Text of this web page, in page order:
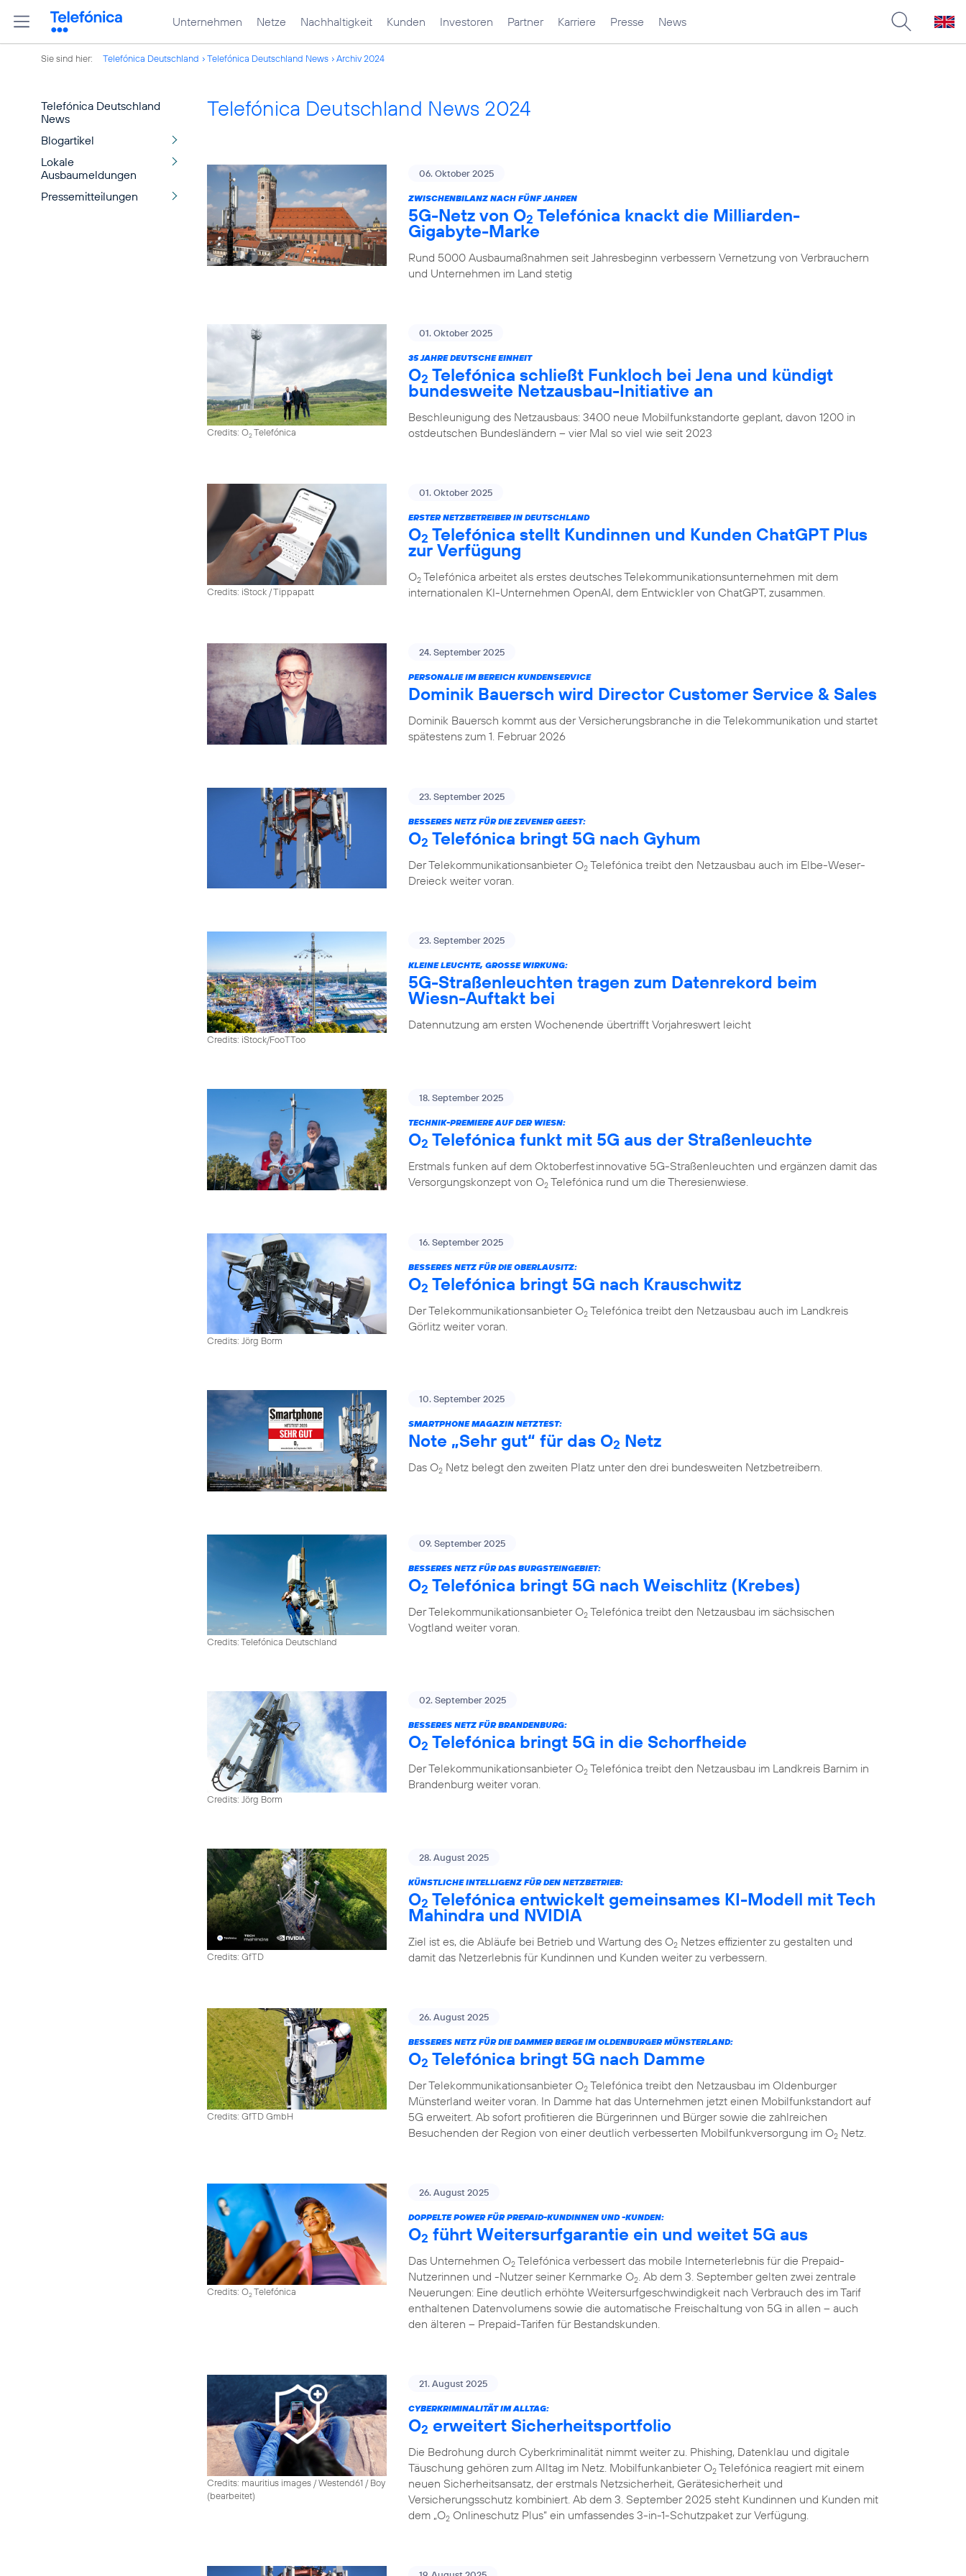
Unternehmen Netze Nachhaltigkeit Kunden Investoren Partner Karriere Presse News
Sie sind hier: Telefónica Deutschland Telefónica Deutschland News Archiv 2024
Telefónica Deutschland
News
Blogartikel
Lokale
Ausbaumeldungen
Pressemitteilungen
Telefónica Deutschland News 2024
06. Oktober 2025
ZWISCHENBILANZ NACH FÜNF JAHREN
5G-Netz von O2 Telefónica knackt die Milliarden-
Gigabyte-Marke
Rund 5000 Ausbaumaßnahmen seit Jahresbeginn verbessern Vernetzung von Verbrauchern
und Unternehmen im Land stetig
Credits: O2Telefónica
01. Oktober 2025
35 JAHRE DEUTSCHE EINHEIT
O2 Telefónica schließt Funkloch bei Jena und kündigt
bundesweite Netzausbau-Initiative an
Beschleunigung des Netzausbaus: 3400 neue Mobilfunkstandorte geplant, davon 1200 in
ostdeutschen Bundesländern – vier Mal so viel wie seit 2023
Credits: iStock / Tippapatt
01. Oktober 2025
ERSTER NETZBETREIBER IN DEUTSCHLAND
O2 Telefónica stellt Kundinnen und Kunden ChatGPT Plus
zur Verfügung
O2 Telefónica arbeitet als erstes deutsches Telekommunikationsunternehmen mit dem
internationalen KI-Unternehmen OpenAI, dem Entwickler von ChatGPT, zusammen.
24. September 2025
PERSONALIE IM BEREICH KUNDENSERVICE
Dominik Bauersch wird Director Customer Service & Sales
Dominik Bauersch kommt aus der Versicherungsbranche in die Telekommunikation und startet
spätestens zum 1. Februar 2026
23. September 2025
BESSERES NETZ FÜR DIE ZEVENER GEEST:
O2 Telefónica bringt 5G nach Gyhum
Der Telekommunikationsanbieter O2 Telefónica treibt den Netzausbau auch im Elbe-Weser-
Dreieck weiter voran.
Credits: iStock/FooTToo
23. September 2025
KLEINE LEUCHTE, GROSSE WIRKUNG:
5G-Straßenleuchten tragen zum Datenrekord beim
Wiesn-Auftakt bei
Datennutzung am ersten Wochenende übertrifft Vorjahreswert leicht
18. September 2025
TECHNIK-PREMIERE AUF DER WIESN:
O2 Telefónica funkt mit 5G aus der Straßenleuchte
Erstmals funken auf dem Oktoberfest innovative 5G-Straßenleuchten und ergänzen damit das
Versorgungskonzept von O2 Telefónica rund um die Theresienwiese.
Credits: Jörg Borm
16. September 2025
BESSERES NETZ FÜR DIE OBERLAUSITZ:
O2 Telefónica bringt 5G nach Krauschwitz
Der Telekommunikationsanbieter O2 Telefónica treibt den Netzausbau auch im Landkreis
Görlitz weiter voran.
10. September 2025
SMARTPHONE MAGAZIN NETZTEST:
Note „Sehr gut“ für das O2 Netz
Das O2 Netz belegt den zweiten Platz unter den drei bundesweiten Netzbetreibern.
Credits: Telefónica Deutschland
09. September 2025
BESSERES NETZ FÜR DAS BURGSTEINGEBIET:
O2 Telefónica bringt 5G nach Weischlitz (Krebes)
Der Telekommunikationsanbieter O2 Telefónica treibt den Netzausbau im sächsischen
Vogtland weiter voran.
Credits: Jörg Borm
02. September 2025
BESSERES NETZ FÜR BRANDENBURG:
O2 Telefónica bringt 5G in die Schorfheide
Der Telekommunikationsanbieter O2 Telefónica treibt den Netzausbau im Landkreis Barnim in
Brandenburg weiter voran.
Credits: GfTD
28. August 2025
KÜNSTLICHE INTELLIGENZ FÜR DEN NETZBETRIEB:
O2 Telefónica entwickelt gemeinsames KI-Modell mit Tech
Mahindra und NVIDIA
Ziel ist es, die Abläufe bei Betrieb und Wartung des O2 Netzes effizienter zu gestalten und
damit das Netzerlebnis für Kundinnen und Kunden weiter zu verbessern.
Credits: GfTD GmbH
26. August 2025
BESSERES NETZ FÜR DIE DAMMER BERGE IM OLDENBURGER MÜNSTERLAND:
O2 Telefónica bringt 5G nach Damme
Der Telekommunikationsanbieter O2 Telefónica treibt den Netzausbau im Oldenburger
Münsterland weiter voran. In Damme hat das Unternehmen jetzt einen Mobilfunkstandort auf
5G erweitert. Ab sofort profitieren die Bürgerinnen und Bürger sowie die zahlreichen
Besuchenden der Region von einer deutlich verbesserten Mobilfunkversorgung im O2 Netz.
Credits: O2Telefónica
26. August 2025
DOPPELTE POWER FÜR PREPAID-KUNDINNEN UND -KUNDEN:
O2 führt Weitersurfgarantie ein und weitet 5G aus
Das Unternehmen O2 Telefónica verbessert das mobile Interneterlebnis für die Prepaid-
Nutzerinnen und -Nutzer seiner Kernmarke O2. Ab dem 3. September gelten zwei zentrale
Neuerungen: Eine deutlich erhöhte Weitersurfgeschwindigkeit nach Verbrauch des im Tarif
enthaltenen Datenvolumens sowie die automatische Freischaltung von 5G in allen – auch
den älteren – Prepaid-Tarifen für Bestandskunden.
Credits: mauritius images / Westend61 / Boy
(bearbeitet)
21. August 2025
CYBERKRIMINALITÄT IM ALLTAG:
O2 erweitert Sicherheitsportfolio
Die Bedrohung durch Cyberkriminalität nimmt weiter zu. Phishing, Datenklau und digitale
Täuschung gehören zum Alltag im Netz. Mobilfunkanbieter O2 Telefónica reagiert mit einem
neuen Sicherheitsansatz, der erstmals Netzsicherheit, Gerätesicherheit und
Versicherungsschutz kombiniert. Ab dem 3. September 2025 steht Kundinnen und Kunden mit
dem „O2 Onlineschutz Plus“ ein umfassendes 3-in-1-Schutzpaket zur Verfügung.